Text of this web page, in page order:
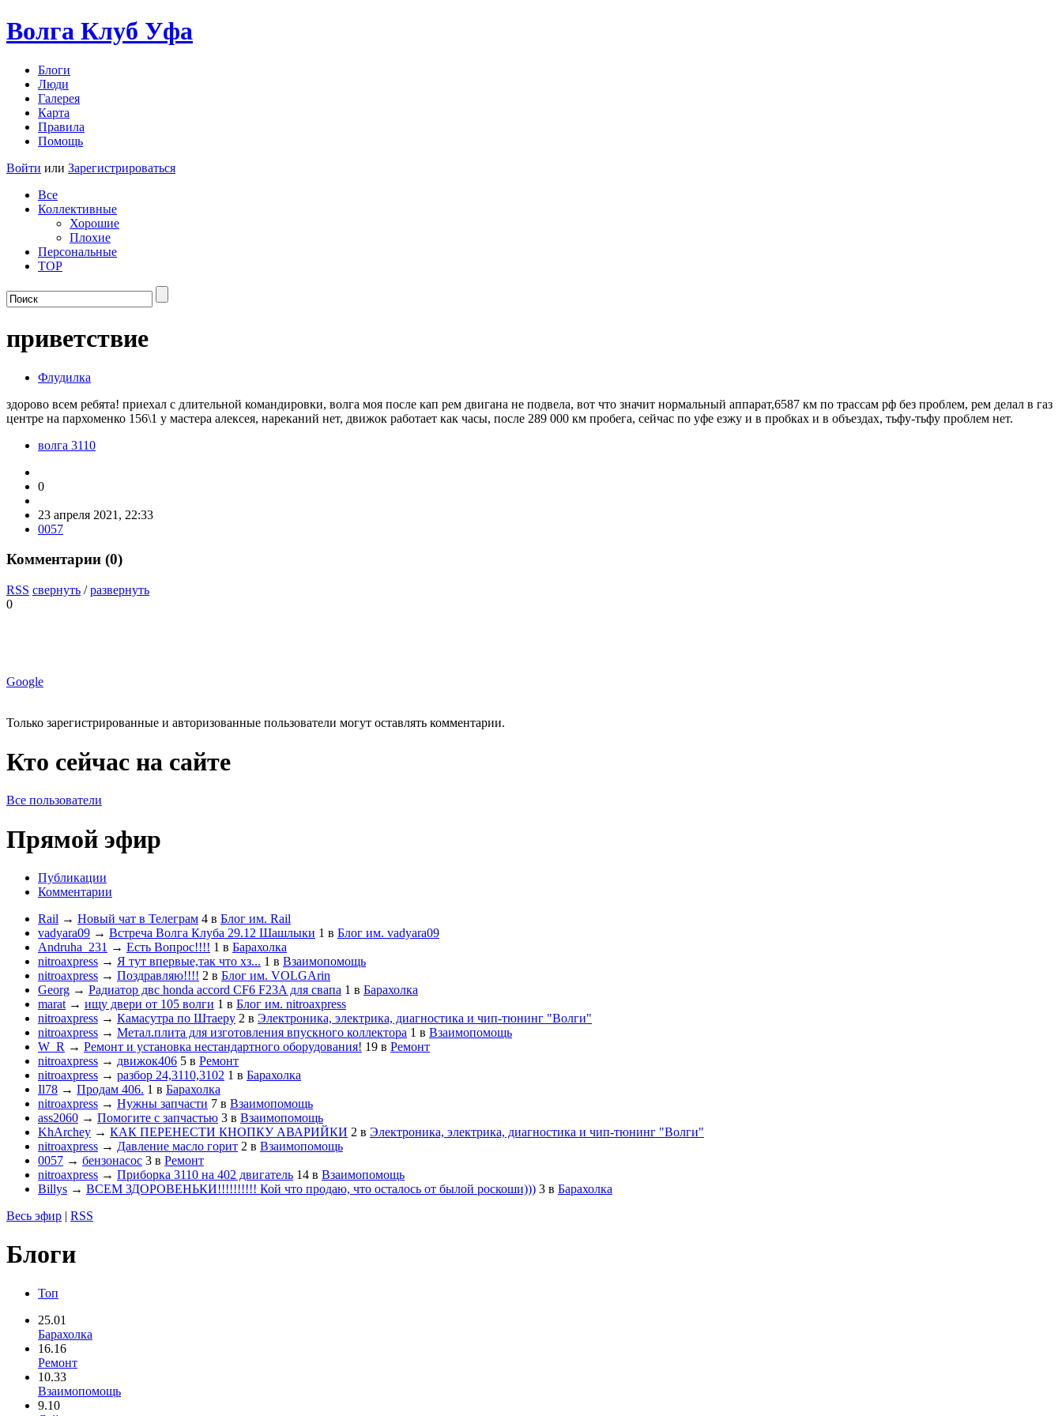
Волга Клуб Уфа
Блоги
Люди
Галерея
Карта
Правила
Помощь
Войти или Зарегистрироваться
Все
Коллективные
Хорошие
Плохие
Персональные
TOP
приветствие
Флудилка
здорово всем ребята! приехал с длительной командировки, волга моя после кап рем двигана не подвела, вот что значит нормальный аппарат,6587 км по трассам рф без проблем, рем делал в газ
центре на пархоменко 156\1 у мастера алексея, нареканий нет, движок работает как часы, после 289 000 км пробега, сейчас по уфе езжу и в пробках и в объездах, тьфу-тьфу проблем нет.
волга 3110
0
23 апреля 2021, 22:33
0057
Комментарии (0)
RSS свернуть /развернуть
0
Google
Только зарегистрированные и авторизованные пользователи могут оставлять комментарии.
Кто сейчас на сайте
Все пользователи
Прямой эфир
Публикации
Комментарии
Rail → Новый чат в Телеграм 4 в Блог им. Rail
vadyara09 → Встреча Волга Клуба 29.12 Шашлыки 1 в Блог им. vadyara09
Andruha_231 → Есть Вопрос!!!! 1 в Барахолка
nitroaxpress → Я тут впервые,так что хз... 1 в Взаимопомощь
nitroaxpress → Поздравляю!!!! 2 в Блог им. VOLGArin
Georg → Радиатор двс honda accord CF6 F23A для свапа 1 в Барахолка
marat → ищу двери от 105 волги 1 в Блог им. nitroaxpress
nitroaxpress → Камасутра по Штаеру 2 в Электроника, электрика, диагностика и чип-тюнинг "Волги"
nitroaxpress → Метал.плита для изготовления впускного коллектора 1 в Взаимопомощь
W_R → Ремонт и установка нестандартного оборудования! 19 в Ремонт
nitroaxpress → движок406 5 в Ремонт
nitroaxpress → разбор 24,3110,3102 1 в Барахолка
Il78 → Продам 406. 1 в Барахолка
nitroaxpress → Нужны запчасти 7 в Взаимопомощь
ass2060 → Помогите с запчастью 3 в Взаимопомощь
KhArchey → КАК ПЕРЕНЕСТИ КНОПКУ АВАРИЙКИ 2 в Электроника, электрика, диагностика и чип-тюнинг "Волги"
nitroaxpress → Давление масло горит 2 в Взаимопомощь
0057 → бензонасос 3 в Ремонт
nitroaxpress → Приборка 3110 на 402 двигатель 14 в Взаимопомощь
Billys → ВСЕМ ЗДОРОВЕНЬКИ!!!!!!!!!! Кой что продаю, что осталось от былой роскоши))) 3 в Барахолка
Весь эфир | RSS
Блоги
Топ
25.01
Барахолка
16.16
Ремонт
10.33
Взаимопомощь
9.10